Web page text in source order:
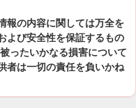
報の内容に関しては万全を
よび安全性を保証するもの
ったいかなる損害について
者は一切の責任を負いかね